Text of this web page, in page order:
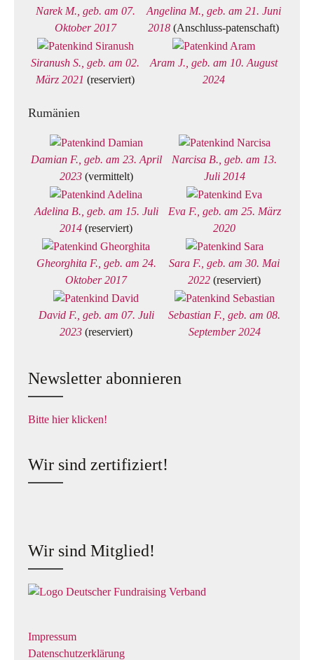
Narek M., geb. am 07.
Oktober 2017
Angelina M., geb. am 21. Juni
2018 (Anschluss-patenschaft)
Siranush S., geb. am 02.
März 2021 (reserviert)
Aram J., geb. am 10. August
2024
Rumänien
Damian F., geb. am 23. April
2023(vermittelt)
Narcisa B., geb. am 13.
Juli 2014
Adelina B., geb. am 15. Juli
2014 (reserviert)
Eva F., geb. am 25. März
2020
Gheorghita F., geb. am 24.
Oktober 2017
Sara F., geb. am 30. Mai
2022 (reserviert)
David F., geb. am 07. Juli
2023 (reserviert)
Sebastian F., geb. am 08.
September 2024
Newsletter abonnieren
Bitte hier klicken!
Wir sind zertifiziert!
Wir sind Mitglied!
Impressum
Datenschutzerklärung